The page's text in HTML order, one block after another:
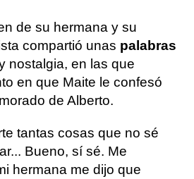
de su hermana y su
compartió unas palabras
nostalgia, en las que
en que Maite le confesó
de Alberto.
tantas cosas que no sé
Bueno, sí sé. Me
hermana me dijo que